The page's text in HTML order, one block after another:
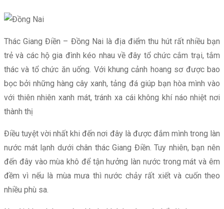
Thác Giang Điền – Đồng Nai là địa điểm thu hút rất nhiều bạn
trẻ và các hộ gia đình kéo nhau về đây tổ chức cắm trại, tắm
thác và tổ chức ăn uống. Với khung cảnh hoang sơ được bao
bọc bởi những hàng cây xanh, tảng đá giúp bạn hòa mình vào
với thiên nhiên xanh mát, tránh xa cái không khí náo nhiệt nơi
thành thị
Điều tuyệt vời nhất khi đến nơi đây là được đắm mình trong làn
nước mát lạnh dưới chân thác Giang Điền. Tuy nhiên, bạn nên
đến đây vào mùa khô để tận hưởng làn nước trong mát và êm
đềm vì nếu là mùa mưa thì nước chảy rất xiết và cuốn theo
nhiều phù sa.